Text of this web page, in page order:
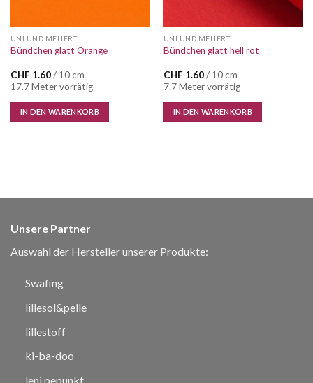
UNI UND MELIERT
Bündchen glatt Orange
CHF 1.60/ 10 cm
17.7 Meter vorrätig
IN DEN WARENKORB
UNI UND MELIERT
Bündchen glatt hell rot
CHF 1.60/ 10 cm
7.7 Meter vorrätig
IN DEN WARENKORB
Unsere Partner
Auswahl der Hersteller unserer Produkte:
Swafing
lillesol&pelle
lillestoff
ki-ba-doo
leni pepunkt